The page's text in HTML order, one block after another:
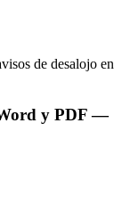
y PDF—